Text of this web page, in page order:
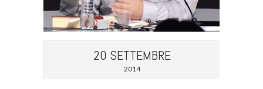
20 SETTEMBRE
2014